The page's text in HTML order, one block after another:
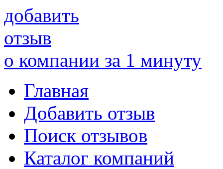
добавить
отзыв
о компании за 1 минуту
Главная
Добавить отзыв
Поиск отзывов
Каталог компаний